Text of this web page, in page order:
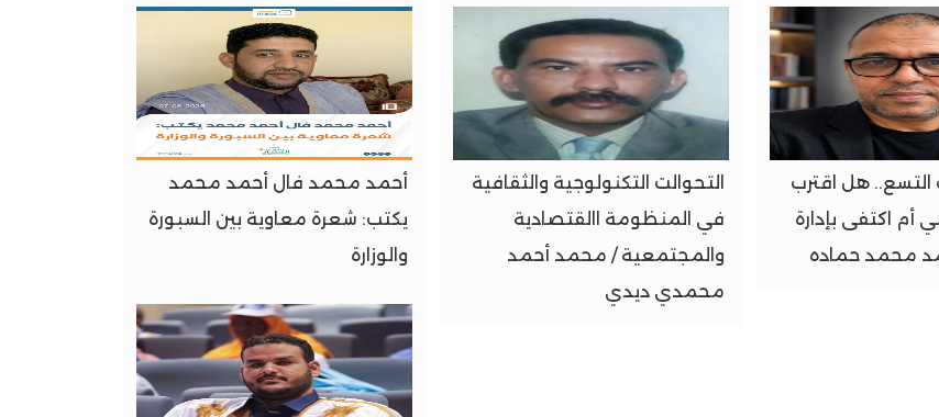
التسع.. هل اقترب
أم اكتفى بإدارة
محمد حماده
التحوالت التكنولوجية والثقافية
في المنظومة االقتصادية
والمجتمعية / محمد أحمد
محمدي ديدي
أحمد محمد فال أحمد محمد
يكتب: شعرة معاوية بين السبورة
والوزارة